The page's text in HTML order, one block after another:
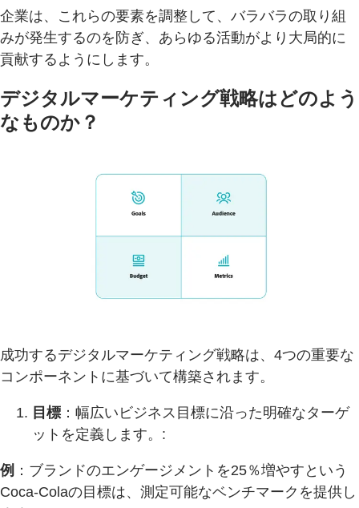
企業は、これらの要素を調整して、バラバラの取り組
みが発生するのを防ぎ、あらゆる活動がより大局的に
貢献するようにします。
デジタルマーケティング戦略はどのよう
なものか？
成功するデジタルマーケティング戦略は、4つの重要な
コンポーネントに基づいて構築されます。
目標 ：幅広いビジネス目標に沿った明確なターゲ
ットを定義します。:
例 ：ブランドのエンゲージメントを25％増やすという
Coca-Colaの目標は、測定可能なベンチマークを提供し